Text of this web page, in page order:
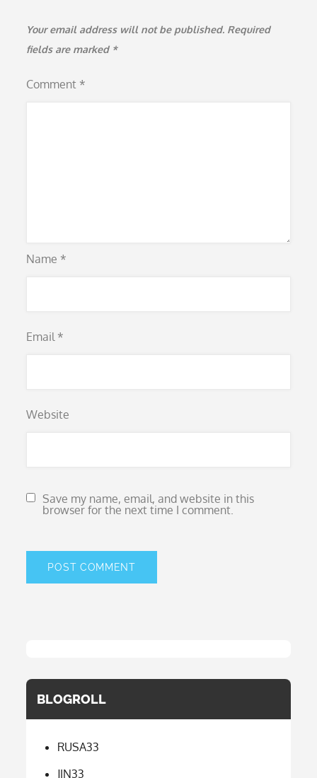
Your email address will not be published. Required
fields are marked *
Comment *
Name *
Email *
Website
Save my name, email, and website in this
browser for the next time I comment.
BLOGROLL
RUSA33
JIN33